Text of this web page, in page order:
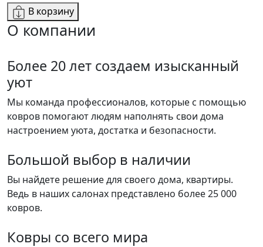
В корзину
О компании
Более 20 лет создаем изысканный
уют
Мы команда профессионалов, которые с помощью
ковров помогают людям наполнять свои дома
настроением уюта, достатка и безопасности.
Большой выбор в наличии
Вы найдете решение для своего дома, квартиры.
Ведь в наших салонах представлено более 25 000
ковров.
Ковры со всего мира